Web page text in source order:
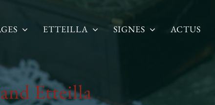
ETTEILLA SIGNES ACTUS
Etteilla